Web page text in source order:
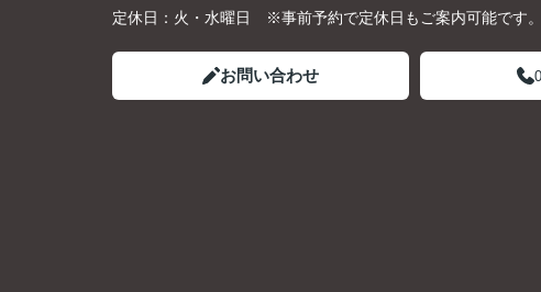
定休日： 火・水曜日 ※事前予約で定休日もご案内可能です。
お問い合わせ